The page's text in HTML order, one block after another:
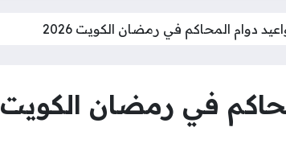
دوام المحاكم في رمضان الكويت 2026
في رمضان الكويت 2026